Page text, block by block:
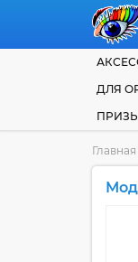
ДЛЯ
Главная